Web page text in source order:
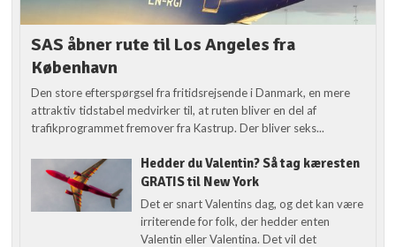
SAS åbner rute til Los Angeles fra
København
Den store efterspørgsel fra fritidsrejsende i Danmark, en mere
attraktiv tidstabel medvirker til, at ruten bliver en del af
trafikprogrammet fremover fra Kastrup. Der bliver seks...
Hedder du Valentin? Så tag kæresten
GRATIS til New York
Det er snart Valentins dag, og det kan være
irriterende for folk, der hedder enten
Valentin eller Valentina. Det vil det